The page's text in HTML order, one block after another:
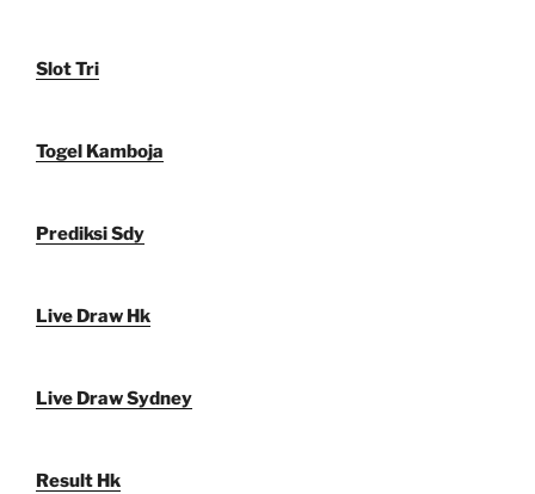
Slot Tri
Togel Kamboja
Prediksi Sdy
Live Draw Hk
Live Draw Sydney
Result Hk